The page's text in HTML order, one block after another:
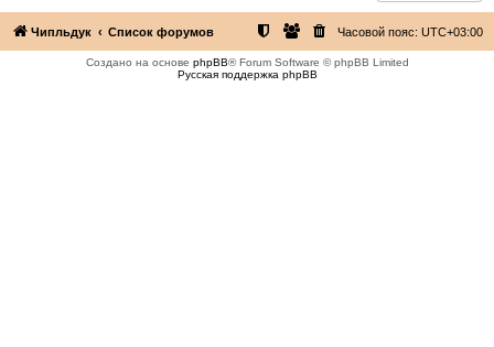
Чипльдук Список форумов Часовой пояс: UTC+03:00
Создано на основе phpBB® Forum Software © phpBB Limited
Русская поддержка phpBB